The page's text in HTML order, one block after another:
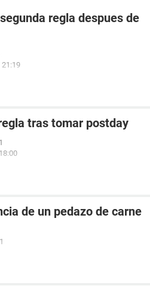
regla despues de
21:19
tras tomar postday
de un pedazo de carne